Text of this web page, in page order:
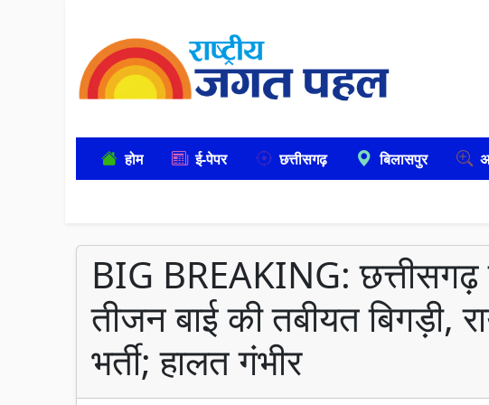
होम ई-पेपर छत्तीसगढ़ बिलासपुर
BIG BREAKING: छत्तीसगढ़
तीजन बाई की तबीयत बिगड़ी,
भर्ती; हालत गंभीर